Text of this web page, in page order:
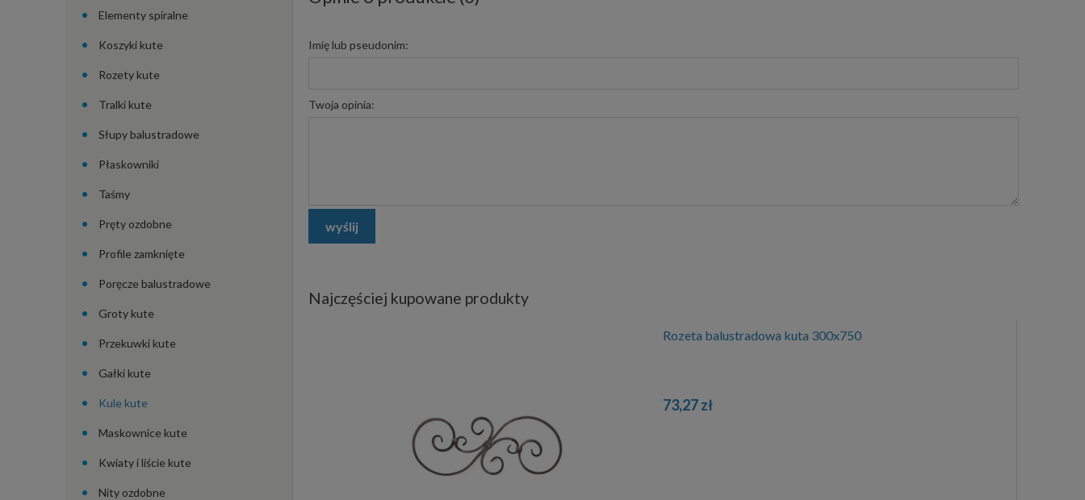
Elementy spiralne
Koszyki kute
Rozety kute
Tralki kute
Słupy balustradowe
Płaskowniki
Taśmy
Pręty ozdobne
Profile zamknięte
Poręcze balustradowe
Groty kute
Przekuwki kute
Gałki kute
Kule kute
Maskownice kute
Kwiaty i liście kute
Nity ozdobne
Imię lub pseudonim:
Twoja opinia:
wyślij
Najczęściej kupowane produkty
Rozeta balustradowa kuta 300x750
73,27 zł